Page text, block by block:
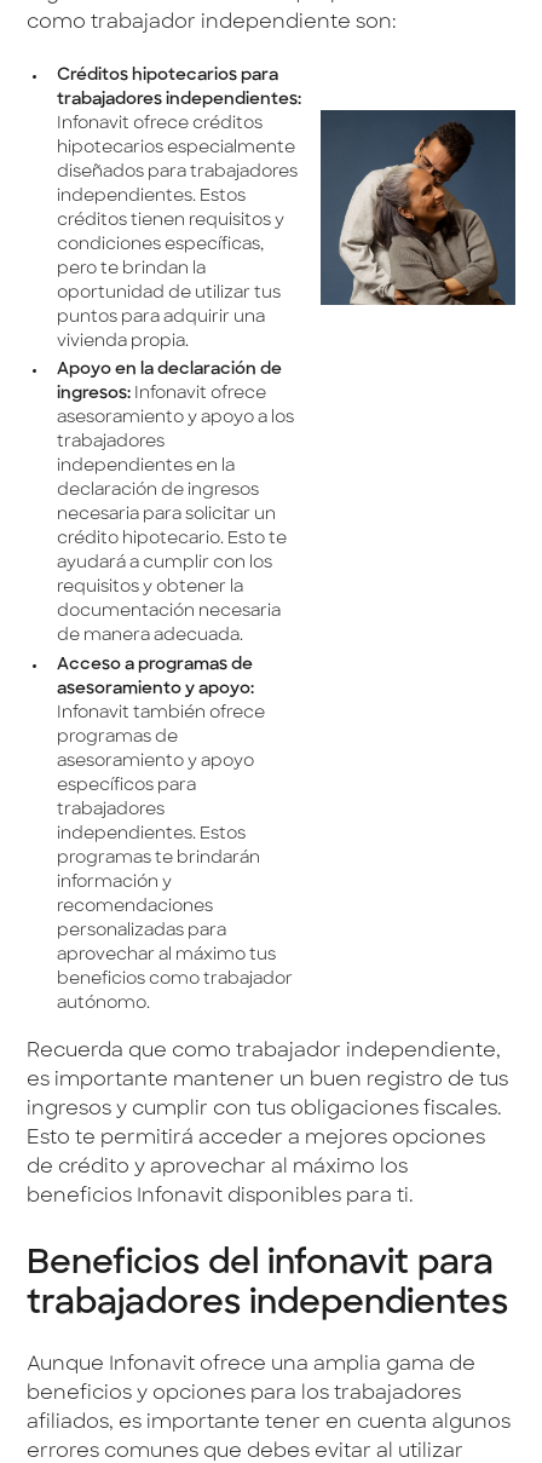
como trabajador independiente son:
Créditos hipotecarios para
trabajadores independientes:
Infonavit ofrece créditos
hipotecarios especialmente
diseñados para trabajadores
independientes. Estos
créditos tienen requisitos y
condiciones específicas,
pero te brindan la
oportunidad de utilizar tus
puntos para adquirir una
vivienda propia.
Apoyo en la declaración de
ingresos:Infonavit ofrece
asesoramiento y apoyo a los
trabajadores
independientes en la
declaración de ingresos
necesaria para solicitar un
crédito hipotecario. Esto te
ayudará a cumplir con los
requisitos y obtener la
documentación necesaria
de manera adecuada.
Acceso a programas de
asesoramiento y apoyo:
Infonavit también ofrece
programas de
asesoramiento y apoyo
específicos para
trabajadores
independientes. Estos
programas te brindarán
información y
recomendaciones
personalizadas para
aprovechar al máximo tus
beneficios como trabajador
autónomo.
Recuerda que como trabajador independiente,
es importante mantener un buen registro de tus
ingresos y cumplir con tus obligaciones fiscales.
Esto te permitirá acceder a mejores opciones
de crédito y aprovechar al máximo los
beneficios Infonavit disponibles para ti.
Beneficios del infonavit para
trabajadores independientes
Aunque Infonavit ofrece una amplia gama de
beneficios y opciones para los trabajadores
afiliados, es importante tener en cuenta algunos
errores comunes que debes evitar al utilizar